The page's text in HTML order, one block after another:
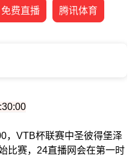
免费直播 腾讯体育
，VTB杯联赛中圣彼得堡泽
比赛，24直播网会在第一时